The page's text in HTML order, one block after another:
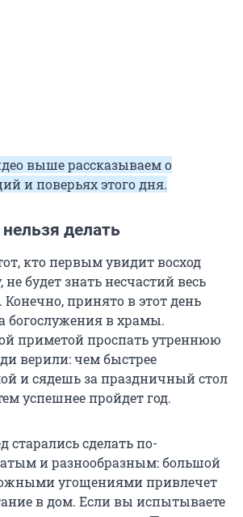
выше рассказываем о
и поверьях этого дня.
делать
кто первым увидит восход
не будет знать несчастий весь
Конечно, принято в этот день
богослужения в храмы.
приметой проспать утреннюю
верили: чем быстрее
и сядешь за праздничный стол
успешнее пройдет год.
старались сделать по-
и разнообразным: большой
угощениями привлечет
в дом. Если вы испытываете